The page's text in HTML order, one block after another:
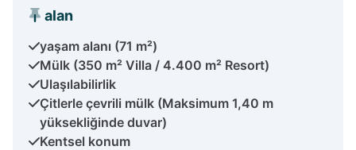
alan
yaşam alanı (71 m²)
Mülk (350 m² Villa / 4.400 m² Resort)
Ulaşılabilirlik
Çitlerle çevrili mülk (Maksimum 1,40 m
yüksekliğinde duvar)
Kentsel konum